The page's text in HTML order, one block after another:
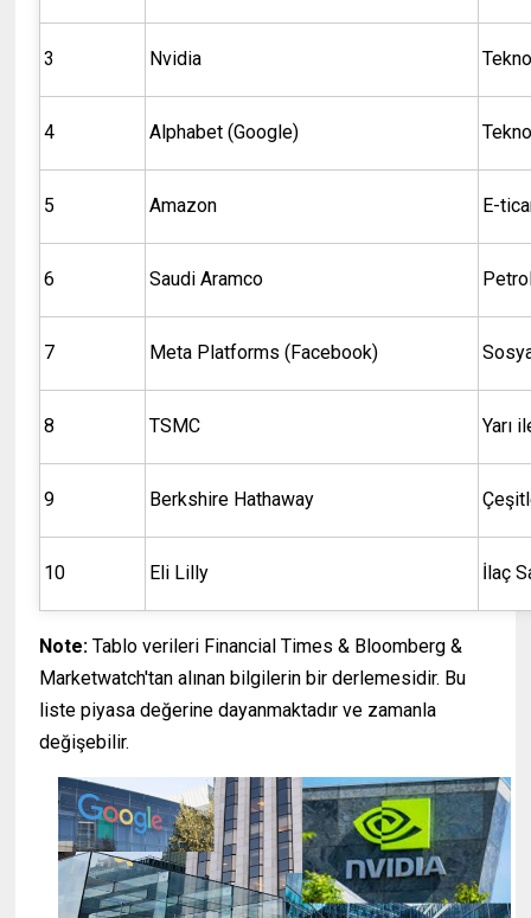
3 Nvidia
4 Alphabet (Google)
5 Amazon E-
6 Saudi Aramco
7 Meta Platforms (Facebook)
8 TSMC Yarı
9 Berkshire Hathaway
10 Eli Lilly İlaç
Note: Tablo verileri Financial Times & Bloomberg &
Marketwatch'tan alınan bilgilerin bir derlemesidir. Bu
liste piyasa değerine dayanmaktadır ve zamanla
değişebilir.